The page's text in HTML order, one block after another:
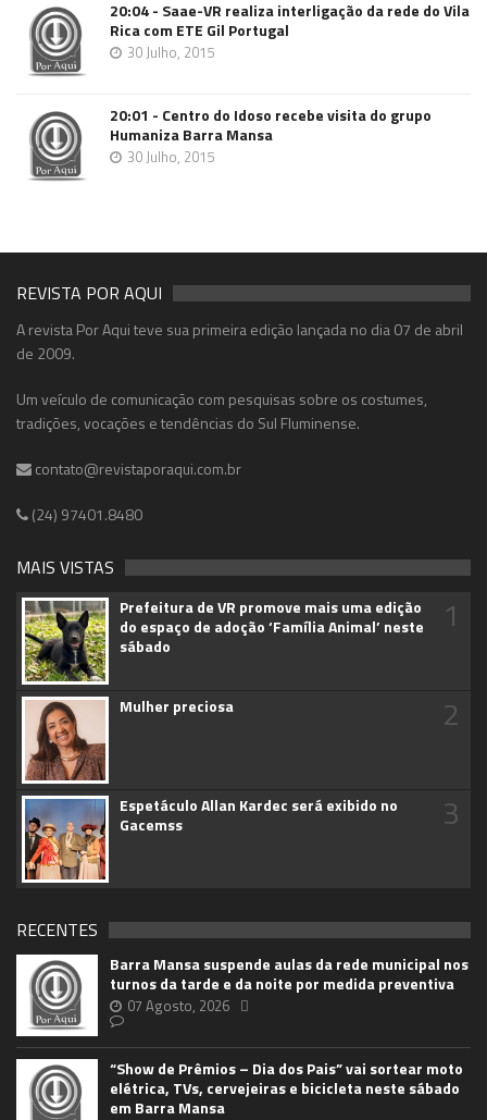
20:04 - Saae-VR realiza interligação da rede do Vila
Rica com ETE Gil Portugal
30 Julho, 2015
20:01 - Centro do Idoso recebe visita do grupo
Humaniza Barra Mansa
30 Julho, 2015
REVISTA POR AQUI
A revista Por Aqui teve sua primeira edição lançada no dia 07 de abril
de 2009.
Um veículo de comunicação com pesquisas sobre os costumes,
tradições, vocações e tendências do Sul Fluminense.
contato@revistaporaqui.com.br
(24) 97401.8480
MAIS VISTAS
Prefeitura de VR promove mais uma edição
do espaço de adoção ‘Família Animal’ neste
sábado
1
Mulher preciosa 2
Espetáculo Allan Kardec será exibido no
Gacemss
3
RECENTES
Barra Mansa suspende aulas da rede municipal nos
turnos da tarde e da noite por medida preventiva
07 Agosto, 2026
“Show de Prêmios – Dia dos Pais” vai sortear moto
elétrica, TVs, cervejeiras e bicicleta neste sábado
em Barra Mansa